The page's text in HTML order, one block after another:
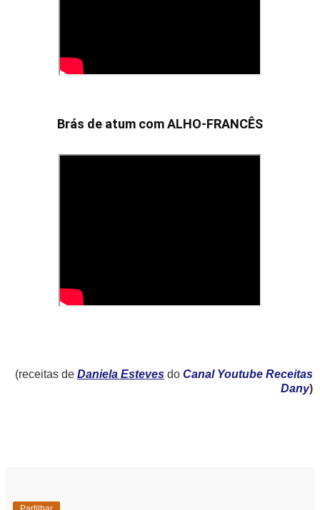
Brás de atum com ALHO-FRANCÊS
(receitas de Daniela Esteves do Canal Youtube Receitas
Dany)